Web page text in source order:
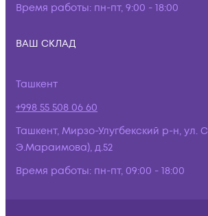
Время работы: пн-пт, 9:00 - 18:00
ВАШ СКЛАД
Ташкент
+998 55 508 06 60
Ташкент, Мирзо-Улугбекский р-н, ул.
Э.Мараимова), д.52
Время работы: пн-пт, 09:00 - 18:00